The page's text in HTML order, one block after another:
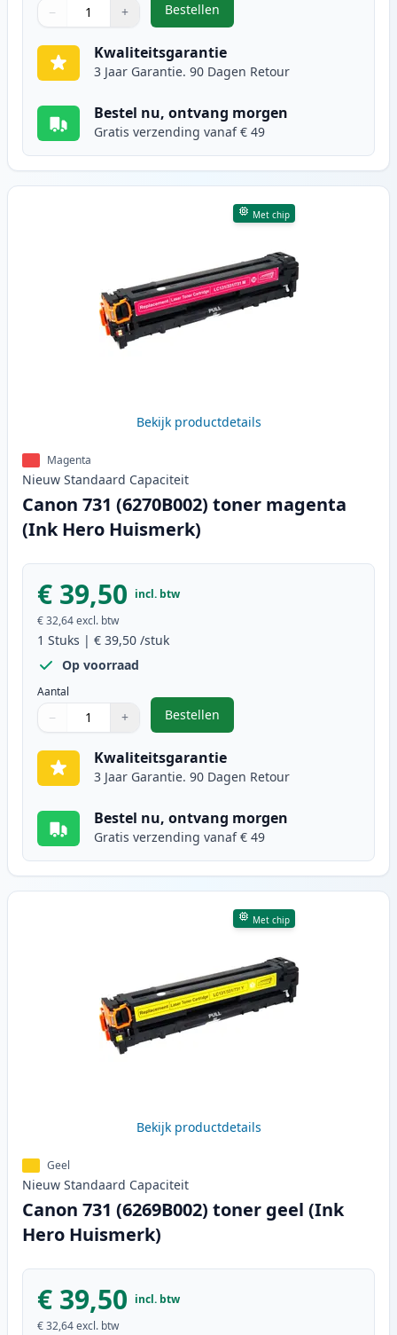
Gebruik de knoppen om aan te passen
− +
1
Bestellen
,Canon 731 (6271B002) toner
Kwaliteitsgarantie
3 Jaar Garantie. 90 Dagen Retour
Bestel nu, ontvang morgen
Gratis verzending vanaf € 49
Met chip
Bekijk productdetails
Magenta
Nieuw Standaard Capaciteit
Canon 731 (6270B002) toner magenta
(Ink Hero Huismerk)
€ 39,50 incl. btw
€ 32,64excl. btw
1 Stuks | € 39,50 /stuk
Op voorraad
Aantal
Gebruik de knoppen om aan te passen
− +
1
Bestellen
,Canon 731 (6270B002) toner
Kwaliteitsgarantie
3 Jaar Garantie. 90 Dagen Retour
Bestel nu, ontvang morgen
Gratis verzending vanaf € 49
Met chip
Bekijk productdetails
Geel
Nieuw Standaard Capaciteit
Canon 731 (6269B002) toner geel (Ink
Hero Huismerk)
€ 39,50 incl. btw
€ 32,64excl. btw